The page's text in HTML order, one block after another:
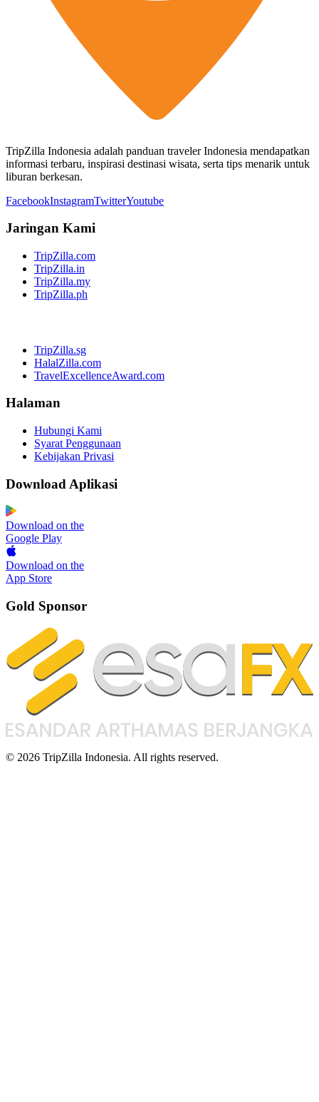
TripZilla Indonesia adalah panduan traveler Indonesia mendapatkan
informasi terbaru, inspirasi destinasi wisata, serta tips menarik untuk
liburan berkesan.
FacebookInstagramTwitterYoutube
Jaringan Kami
TripZilla.com
TripZilla.in
TripZilla.my
TripZilla.ph
TripZilla.sg
HalalZilla.com
TravelExcellenceAward.com
Halaman
Hubungi Kami
Syarat Penggunaan
Kebijakan Privasi
Download Aplikasi
Download on the
Google Play
Download on the
App Store
Gold Sponsor
© 2026 TripZilla Indonesia. All rights reserved.